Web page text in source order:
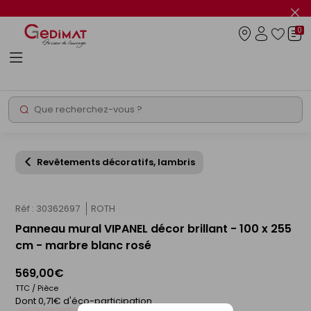
le
info
Rechercher
0
Revêtements décoratifs, lambris
Réf : 30362697 ROTH
Panneau mural VIPANEL décor brillant - 100 x 255
cm - marbre blanc rosé
569,00€
TTC / Pièce
Dont 0,71€ d'éco-participation